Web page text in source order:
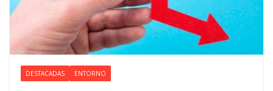
DESTACADAS ENTORNO